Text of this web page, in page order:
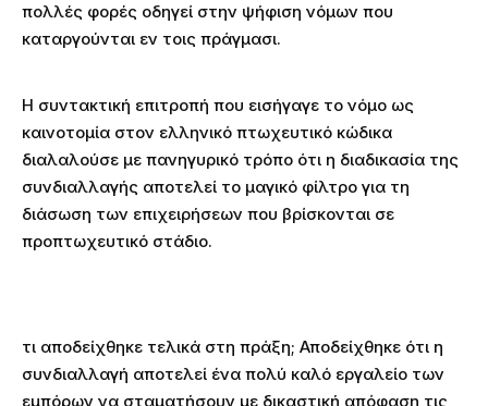
πολλές φορές οδηγεί στην ψήφιση νόμων που
καταργούνται εν τοις πράγμασι.
Η συντακτική επιτροπή που εισήγαγε το νόμο ως
καινοτομία στον ελληνικό πτωχευτικό κώδικα
διαλαλούσε με πανηγυρικό τρόπο ότι η διαδικασία της
συνδιαλλαγής αποτελεί το μαγικό φίλτρο για τη
διάσωση των επιχειρήσεων που βρίσκονται σε
προπτωχευτικό στάδιο.
τι αποδείχθηκε τελικά στη πράξη; Αποδείχθηκε ότι η
συνδιαλλαγή αποτελεί ένα πολύ καλό εργαλείο των
εμπόρων να σταματήσουν με δικαστική απόφαση τις